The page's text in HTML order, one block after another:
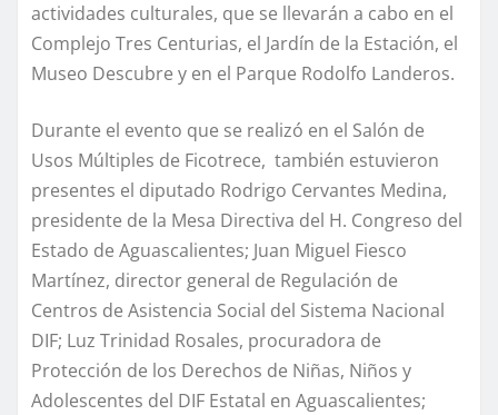
actividades culturales, que se llevarán a cabo en el
Complejo Tres Centurias, el Jardín de la Estación, el
Museo Descubre y en el Parque Rodolfo Landeros.
Durante el evento que se realizó en el Salón de
Usos Múltiples de Ficotrece, también estuvieron
presentes el diputado Rodrigo Cervantes Medina,
presidente de la Mesa Directiva del H. Congreso del
Estado de Aguascalientes; Juan Miguel Fiesco
Martínez, director general de Regulación de
Centros de Asistencia Social del Sistema Nacional
DIF; Luz Trinidad Rosales, procuradora de
Protección de los Derechos de Niñas, Niños y
Adolescentes del DIF Estatal en Aguascalientes;